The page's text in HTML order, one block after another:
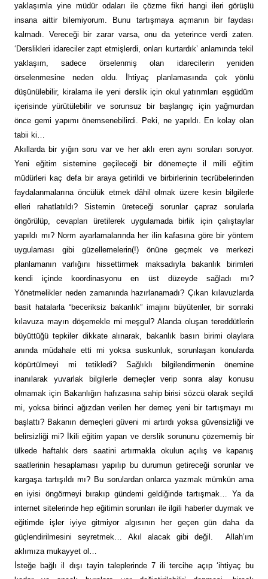
yaklaşımla yine müdür odaları ile çözme fikri hangi ileri görüşlü
insana aittir bilemiyorum. Bunu tartışmaya açmanın bir faydası
kalmadı. Vereceği bir zarar varsa, onu da yeterince verdi zaten.
‘Derslikleri idareciler zapt etmişlerdi, onları kurtardık’ anlamında tekil
yaklaşım, sadece örselenmiş olan idarecilerin yeniden
örselenmesine neden oldu. İhtiyaç planlamasında çok yönlü
düşünülebilir, kiralama ile yeni derslik için okul yatırımları eşgüdüm
içerisinde yürütülebilir ve sorunsuz bir başlangıç için yağmurdan
önce gemi yapımı önemsenebilirdi. Peki, ne yapıldı. En kolay olan
tabii ki…
Akıllarda bir yığın soru var ve her aklı eren aynı soruları soruyor.
Yeni eğitim sistemine geçileceği bir dönemeçte il milli eğitim
müdürleri kaç defa bir araya getirildi ve birbirlerinin tecrübelerinden
faydalanmalarına öncülük etmek dâhil olmak üzere kesin bilgilerle
elleri rahatlatıldı? Sistemin üreteceği sorunlar çapraz sorularla
öngörülüp, cevapları üretilerek uygulamada birlik için çalıştaylar
yapıldı mı? Norm ayarlamalarında her ilin kafasına göre bir yöntem
uygulaması gibi güzellemelerin(!) önüne geçmek ve merkezi
planlamanın varlığını hissettirmek maksadıyla bakanlık birimleri
kendi içinde koordinasyonu en üst düzeyde sağladı mı?
Yönetmelikler neden zamanında hazırlanamadı? Çıkan kılavuzlarda
basit hatalarla “beceriksiz bakanlık” imajını büyütenler, bir sonraki
kılavuza mayın döşemekle mi meşgul? Alanda oluşan tereddütlerin
büyüttüğü tepkiler dikkate alınarak, bakanlık basın birimi olaylara
anında müdahale etti mi yoksa suskunluk, sorunlaşan konularda
köpürtülmeyi mi tetikledi? Sağlıklı bilgilendirmenin önemine
inanılarak yuvarlak bilgilerle demeçler verip sonra alay konusu
olmamak için Bakanlığın hafızasına sahip birisi sözcü olarak seçildi
mi, yoksa birinci ağızdan verilen her demeç yeni bir tartışmayı mı
başlattı? Bakanın demeçleri güveni mi artırdı yoksa güvensizliği ve
belirsizliği mi? İkili eğitim yapan ve derslik sorununu çözememiş bir
ülkede haftalık ders saatini artırmakla okulun açılış ve kapanış
saatlerinin hesaplaması yapılıp bu durumun getireceği sorunlar ve
kargaşa tartışıldı mı? Bu sorulardan onlarca yazmak mümkün ama
en iyisi öngörmeyi bırakıp gündemi geldiğinde tartışmak… Ya da
internet sitelerinde hep eğitimin sorunları ile ilgili haberler duymak ve
eğitimde işler iyiye gitmiyor algısının her geçen gün daha da
güçlendirilmesini seyretmek… Akıl alacak gibi değil. Allah’ım
aklımıza mukayyet ol…
İsteğe bağlı il dışı tayin taleplerinde 7 ili tercihe açıp ‘ihtiyaç bu